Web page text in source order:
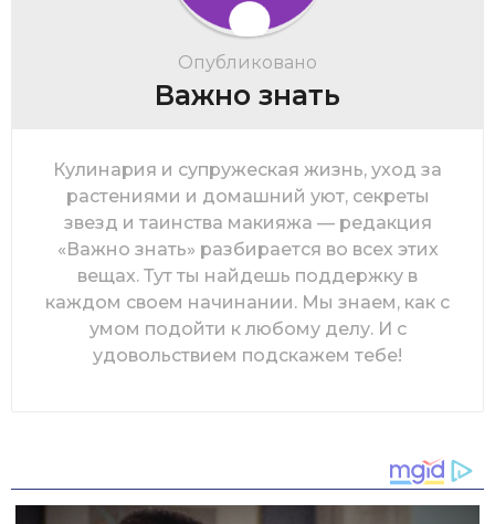
Опубликовано
Важно знать
Кулинария и супружеская жизнь, уход за
растениями и домашний уют, секреты
звезд и таинства макияжа — редакция
«Важно знать» разбирается во всех этих
вещах. Тут ты найдешь поддержку в
каждом своем начинании. Мы знаем, как с
умом подойти к любому делу. И с
удовольствием подскажем тебе!